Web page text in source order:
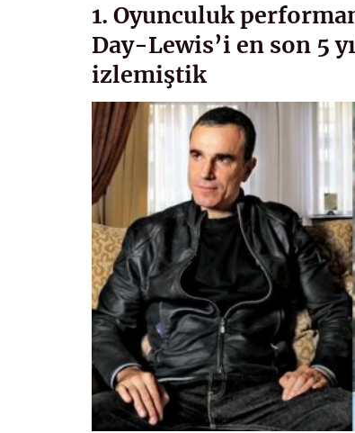
1. Oyunculuk
Day-Lewis’i en son 5
izlemiştik